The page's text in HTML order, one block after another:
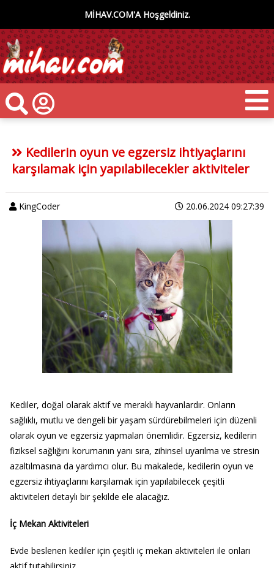
MİHAV.COM'A Hoşgeldiniz.
Kedilerin oyun ve egzersiz ihtiyaçlarını
karşılamak için yapılabilecekler aktiviteler
KingCoder 20.06.2024 09:27:39
Kediler, doğal olarak aktif ve meraklı hayvanlardır. Onların
sağlıklı, mutlu ve dengeli bir yaşam sürdürebilmeleri için düzenli
olarak oyun ve egzersiz yapmaları önemlidir. Egzersiz, kedilerin
fiziksel sağlığını korumanın yanı sıra, zihinsel uyarılma ve stresin
azaltılmasına da yardımcı olur. Bu makalede, kedilerin oyun ve
egzersiz ihtiyaçlarını karşılamak için yapılabilecek çeşitli
aktiviteleri detaylı bir şekilde ele alacağız.
İç Mekan Aktiviteleri
Evde beslenen kediler için çeşitli iç mekan aktiviteleri ile onları
aktif tutabilirsiniz.